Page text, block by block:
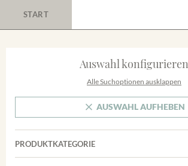
START
Auswahl konfigurieren
Alle Suchoptionen ausklappen
AUSWAHL AUFHEBEN
PRODUKTKATEGORIE
Cuvées